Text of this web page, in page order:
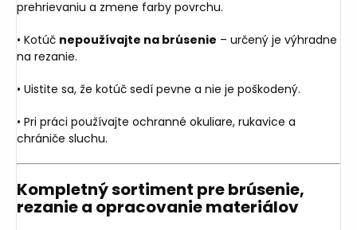
prehrievaniu a zmene farby povrchu.
• Kotúč nepoužívajte na brúsenie – určený je výhradne
na rezanie.
• Uistite sa, že kotúč sedí pevne a nie je poškodený.
• Pri práci používajte ochranné okuliare, rukavice a
chrániče sluchu.
Kompletný sortiment pre brúsenie,
rezanie a opracovanie materiálov